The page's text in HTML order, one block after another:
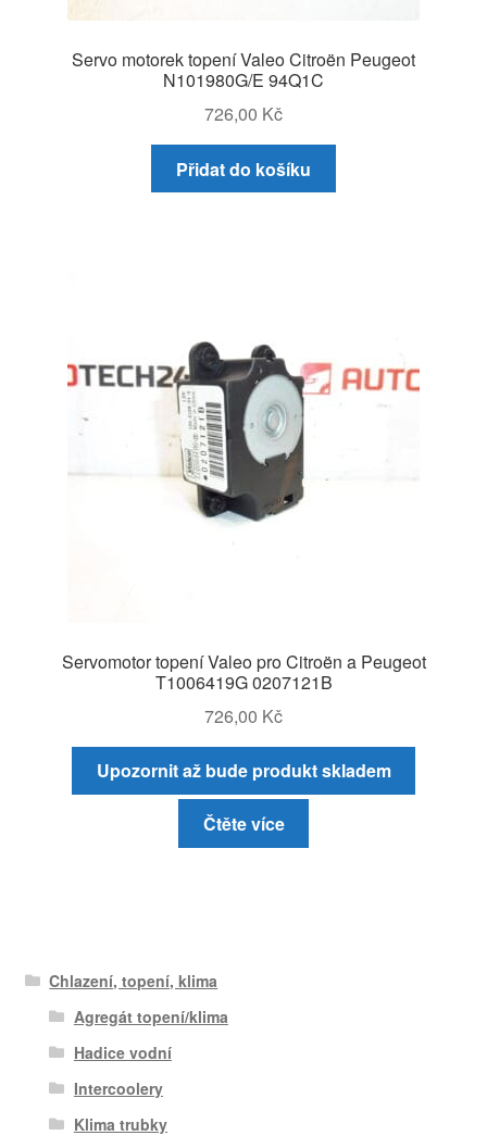
Servo motorek topení Valeo Citroën Peugeot
N101980G/E 94Q1C
726,00 Kč
Přidat do košíku
Servomotor topení Valeo pro Citroën a Peugeot
T1006419G 0207121B
726,00 Kč
Upozornit až bude produkt skladem
Čtěte více
Chlazení, topení, klima
Agregát topení/klima
Hadice vodní
Intercoolery
Klima trubky